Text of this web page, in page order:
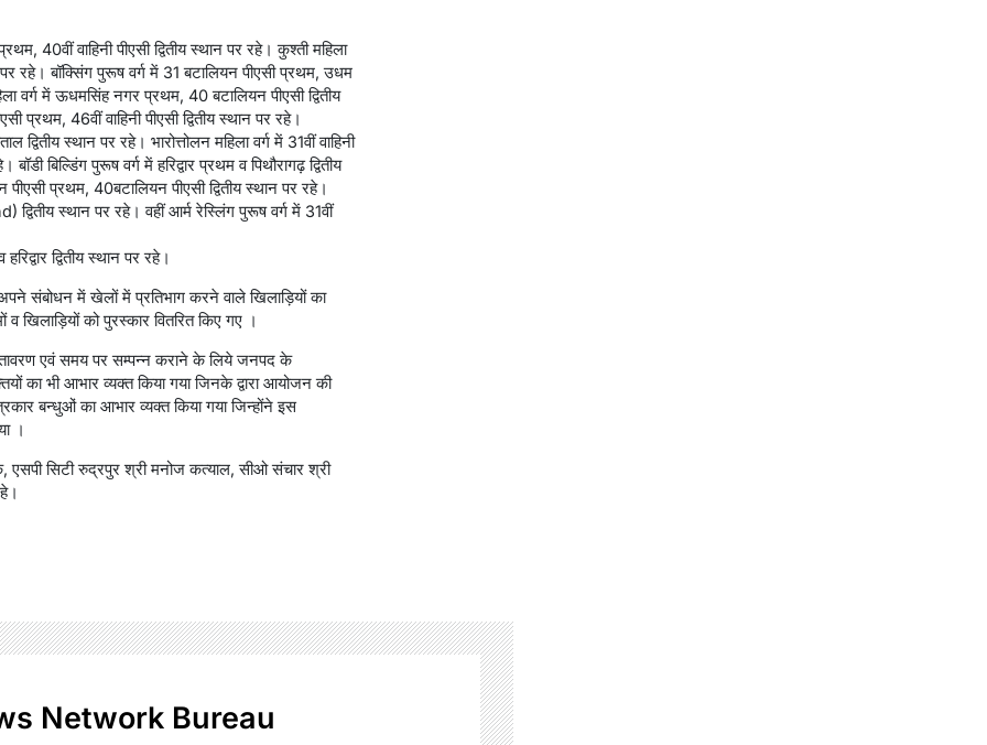
40वीं वाहिनी पीएसी द्वितीय स्थान पर रहे। कुश्ती महिला
पर रहे। बॉक्सिंग पुरूष वर्ग में 31 बटालियन पीएसी प्रथम, उधम
वर्ग में ऊधमसिंह नगर प्रथम, 40 बटालियन पीएसी द्वितीय
प्रथम, 46वीं वाहिनी पीएसी द्वितीय स्थान पर रहे।
द्वितीय स्थान पर रहे। भारोत्तोलन महिला वर्ग में 31वीं वाहिनी
बिल्डिंग पुरूष वर्ग में हरिद्वार प्रथम व पिथौरागढ़ द्वितीय
प्रथम, 40बटालियन पीएसी द्वितीय स्थान पर रहे।
द्वितीय स्थान पर रहे। वहीं आर्म रेस्लिंग पुरूष वर्ग में 31वीं
द्वितीय स्थान पर रहे।
संबोधन में खेलों में प्रतिभाग करने वाले खिलाड़ियों का
व खिलाड़ियों को पुरस्कार वितरित किए गए ।
वातावरण एवं समय पर सम्पन्न कराने के लिये जनपद के
का भी आभार व्यक्त किया गया जिनके द्वारा आयोजन की
बन्धुओं का आभार व्यक्त किया गया जिन्होंने इस
।
सिटी रुद्रपुर श्री मनोज कत्याल, सीओ संचार श्री
Network Bureau